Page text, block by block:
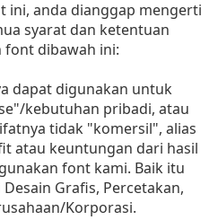
ini, anda dianggap mengerti
syarat dan ketentuan
font dibawah ini:
dapat digunakan untuk
kebutuhan pribadi, atau
tidak "komersil", alias
atau keuntungan dari hasil
font kami. Baik itu
Grafis, Percetakan,
Korporasi.